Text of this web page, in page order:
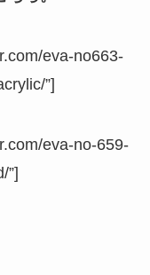
eva-no663-
”]
eva-no-659-
”]